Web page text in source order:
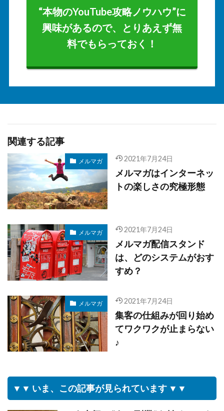
“本物のYouTube攻略ノウハウ”に
興味があるので、とりあえず無
料でもらっておく！
関連する記事
メルマガ 2021年7月24日
メルマガはインターネッ
トの楽しさの究極形態
メルマガ 2021年7月24日
メルマガ配信スタンド
は、どのシステムがおす
すめ？
メルマガ 2021年7月24日
集客の仕組みが回り始め
てワクワクが止まらない
♪
▼▼ いま、この記事が見られています ▼▼